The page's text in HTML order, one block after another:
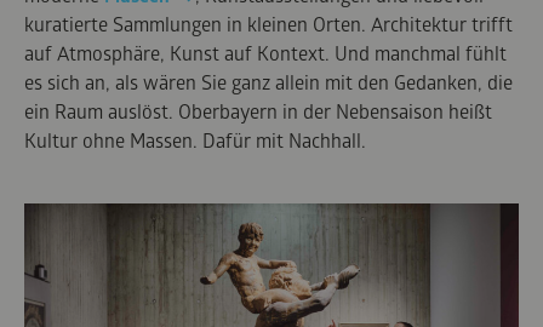
kuratierte Sammlungen in kleinen Orten. Architektur trifft
auf Atmosphäre, Kunst auf Kontext. Und manchmal fühlt
es sich an, als wären Sie ganz allein mit den Gedanken, die
ein Raum auslöst. Oberbayern in der Nebensaison heißt
Kultur ohne Massen. Dafür mit Nachhall.